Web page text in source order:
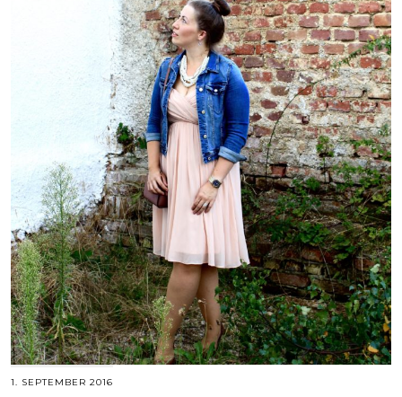
1. SEPTEMBER 2016